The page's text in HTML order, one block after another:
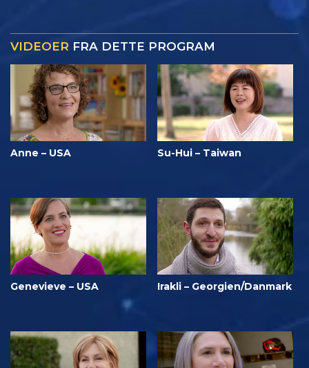
VIDEOER FRA DETTE PROGRAM
Anne – USA Su-Hui – Taiwan
Genevieve – USA Irakli – Georgien/Danmark